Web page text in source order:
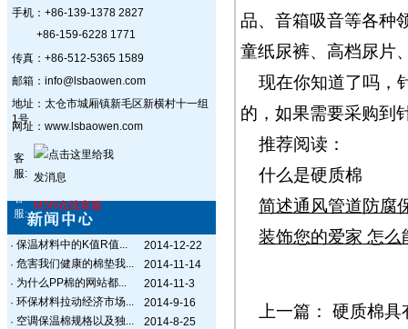
手机：+86-139-1378 2827
+86-159-6228 1771
传真：+86-512-5365 1589
邮箱：info@lsbaowen.com
地址：太仓市城厢镇新毛区新横村十一组
1号
网址：www.lsbaowen.com
客
服:
客
服:
MSN在线客服
· 保温材料中的K值R值...
2014-12-22
· 危害我们健康的棉垫我...
2014-11-14
· 为什么PP棉的网站都...
2014-11-3
· 环保材料拉动经济市场...
2014-9-16
· 空调保温棉规格以及独... 2014-8-25
品、音箱吸音等各种
童纸尿裤、高档尿片
现在你知道了吗，
的，如果需要采购到
推荐阅读：
什么是硬质棉
简述通风管道防腐
装饰您的爱家 怎么
上一篇： 硬质棉具